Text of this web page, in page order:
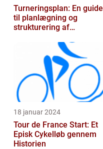
Turneringsplan: En guide
til planlægning og
strukturering af
18 januar 2024
Tour de France Start: Et
Episk Cykelløb gennem
Historien